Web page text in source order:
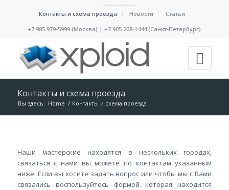
Контакты и схема проезда Новости
Статьи
+7 985 979-5999 (Москва) | +7 905 208-1444 (Санкт-Петербург)
Контакты и схема проезда
Вы здесь: Home / Контакты и схема проезда
Наши мастерские находятся в нескольких городах,
связаться с нами вы можете по контактам указанным
ниже. Если вы хотите задать вопрос или чтобы мы с Вами
связались воспользуйтесь формой которая находится